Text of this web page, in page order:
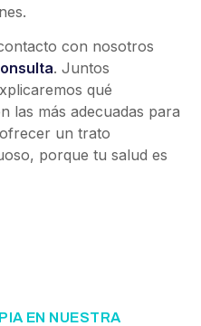
con nosotros
. Juntos
qué
las más adecuadas para
un trato
porque tu salud es
EN NUESTRA